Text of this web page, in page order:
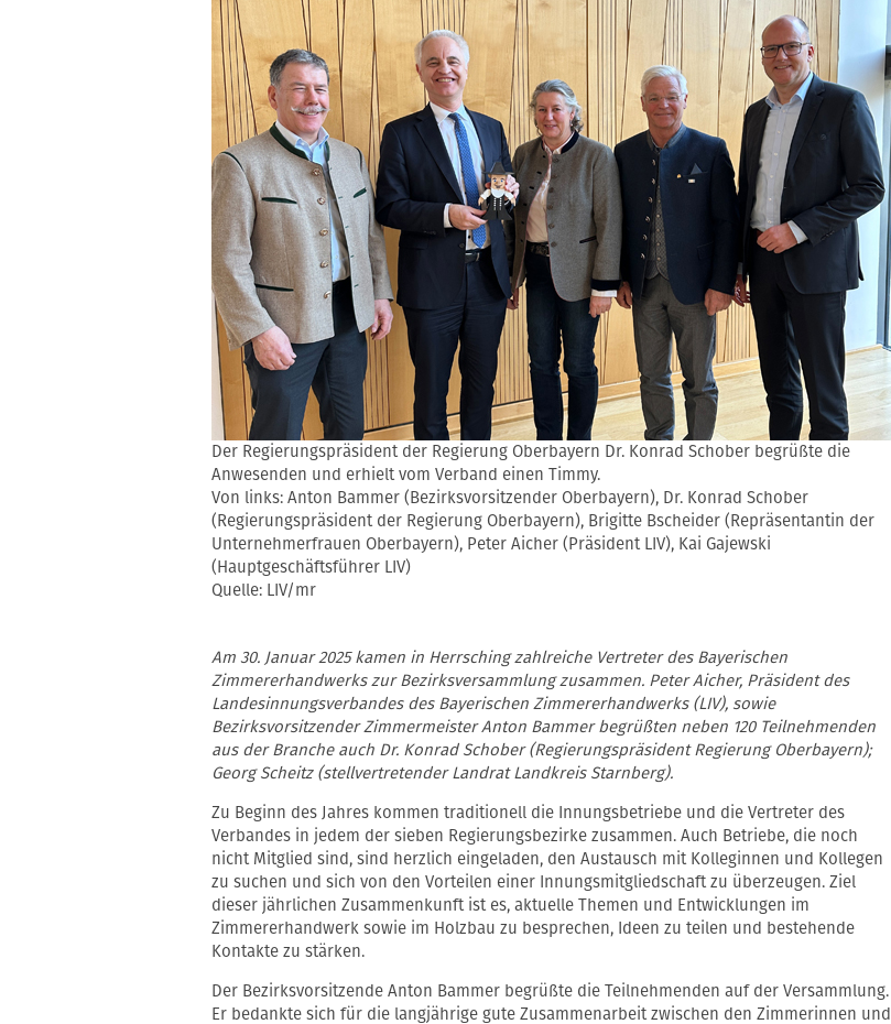
Der Regierungspräsident der Regierung Oberbayern Dr. Konrad Schober begrüßte die
Anwesenden und erhielt vom Verband einen Timmy.
Von links: Anton Bammer (Bezirksvorsitzender Oberbayern), Dr. Konrad Schober
(Regierungspräsident der Regierung Oberbayern), Brigitte Bscheider (Repräsentantin der
Unternehmerfrauen Oberbayern), Peter Aicher (Präsident LIV), Kai Gajewski
(Hauptgeschäftsführer LIV)
Quelle: LIV/mr
Am 30. Januar 2025 kamen in Herrsching zahlreiche Vertreter des Bayerischen
Zimmererhandwerks zur Bezirksversammlung zusammen. Peter Aicher, Präsident des
Landesinnungsverbandes des Bayerischen Zimmererhandwerks (LIV), sowie
Bezirksvorsitzender Zimmermeister Anton Bammer begrüßten neben 120 Teilnehmenden
aus der Branche auch Dr. Konrad Schober (Regierungspräsident Regierung Oberbayern);
Georg Scheitz (stellvertretender Landrat Landkreis Starnberg).
Zu Beginn des Jahres kommen traditionell die Innungsbetriebe und die Vertreter des
Verbandes in jedem der sieben Regierungsbezirke zusammen. Auch Betriebe, die noch
nicht Mitglied sind, sind herzlich eingeladen, den Austausch mit Kolleginnen und Kollegen
zu suchen und sich von den Vorteilen einer Innungsmitgliedschaft zu überzeugen. Ziel
dieser jährlichen Zusammenkunft ist es, aktuelle Themen und Entwicklungen im
Zimmererhandwerk sowie im Holzbau zu besprechen, Ideen zu teilen und bestehende
Kontakte zu stärken.
Der Bezirksvorsitzende Anton Bammer begrüßte die Teilnehmenden auf der Versammlung.
Er bedankte sich für die langjährige gute Zusammenarbeit zwischen den Zimmerinnen und